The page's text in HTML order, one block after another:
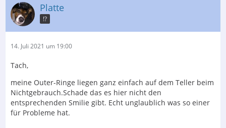
Platte
!?
14. Juli 2021 um 19:00
Tach,
meine Outer-Ringe liegen ganz einfach auf dem Teller beim
Nichtgebrauch.Schade das es hier nicht den
entsprechenden Smilie gibt. Echt unglaublich was so einer
für Probleme hat.